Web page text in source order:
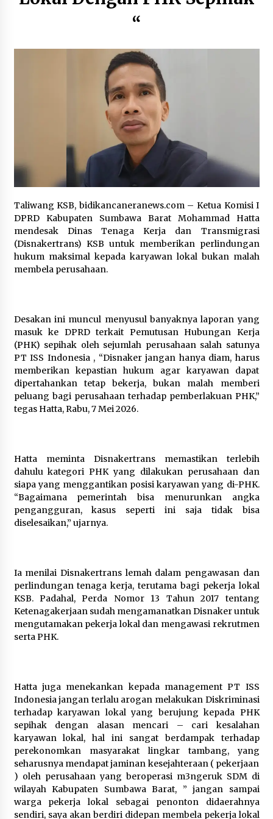
7 TAHUN DIBIARKAN…! 10 LEMBAGA GERAM :
SIDAK BUPATI dan KAPOLRES DI LANTUNG CUMA
SEREMONI, TAMBANG ILEGAL TETAP JALAN ”
Sidak Cuma Foto – Foto “
3 hari ago
Ketua KONI Mengajak Seluruh Elemen Daerah
Mendukung Sumbawa sebagai Tuan Rumah
Cabang Olahraga PON 2028
“
Taliwang KSB, bidikancaneranews.com – Ketua Komisi I
DPRD Kabupaten Sumbawa Barat Mohammad Hatta
mendesak Dinas Tenaga Kerja dan Transmigrasi
(Disnakertrans) KSB untuk memberikan perlindungan
hukum maksimal kepada karyawan lokal bukan malah
membela perusahaan.
Desakan ini muncul menyusul banyaknya laporan yang
masuk ke DPRD terkait Pemutusan Hubungan Kerja
(PHK) sepihak oleh sejumlah perusahaan salah satunya
PT ISS Indonesia , “Disnaker jangan hanya diam, harus
memberikan kepastian hukum agar karyawan dapat
dipertahankan tetap bekerja, bukan malah memberi
peluang bagi perusahaan terhadap pemberlakuan PHK,”
tegas Hatta, Rabu, 7 Mei 2026.
Hatta meminta Disnakertrans memastikan terlebih
dahulu kategori PHK yang dilakukan perusahaan dan
siapa yang menggantikan posisi karyawan yang di-PHK.
“Bagaimana pemerintah bisa menurunkan angka
pengangguran, kasus seperti ini saja tidak bisa
diselesaikan,” ujarnya.
Ia menilai Disnakertrans lemah dalam pengawasan dan
perlindungan tenaga kerja, terutama bagi pekerja lokal
KSB. Padahal, Perda Nomor 13 Tahun 2017 tentang
Ketenagakerjaan sudah mengamanatkan Disnaker untuk
mengutamakan pekerja lokal dan mengawasi rekrutmen
serta PHK.
Hatta juga menekankan kepada management PT ISS
Indonesia jangan terlalu arogan melakukan Diskriminasi
terhadap karyawan lokal yang berujung kepada PHK
sepihak dengan alasan mencari – cari kesalahan
karyawan lokal, hal ini sangat berdampak terhadap
perekonomkan masyarakat lingkar tambang, yang
seharusnya mendapat jaminan kesejahteraan ( pekerjaan
) oleh perusahaan yang beroperasi m3ngeruk SDM di
wilayah Kabupaten Sumbawa Barat, ” jangan sampai
warga pekerja lokal sebagai penonton didaerahnya
sendiri, saya akan berdiri didepan membela pekerja lokal